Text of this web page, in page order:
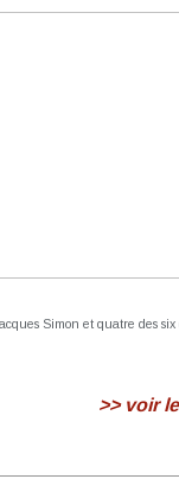
Simon et quatre des
>> voir